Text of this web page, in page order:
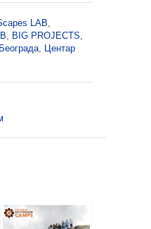
LAB,
, BIG PROJECTS,
, Центар